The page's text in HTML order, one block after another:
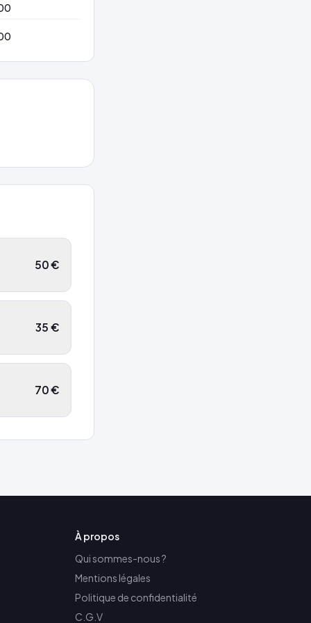
50€
35€
70€
À propos
Qui sommes-nous ?
Mentions légales
Politique de confidentialité
C.G.V